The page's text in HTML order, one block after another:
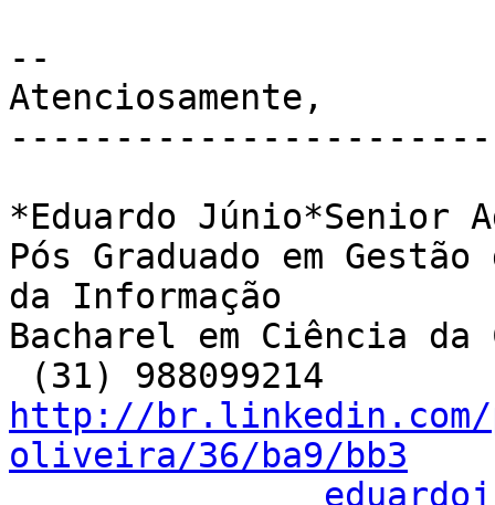
--
Atenciosamente,
*Eduardo Júnio*Senior
Pós Graduado em
da Informação
Bacharel em Ciência da
http://br.linkedin.com/
oliveira/36/ba9/bb3